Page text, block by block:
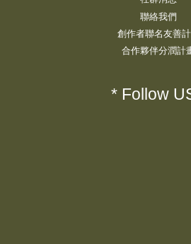
聯絡我們
創作者聯名友善
合作夥伴分潤計
* Follow